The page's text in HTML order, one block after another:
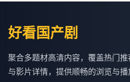
好看国产剧
聚合多题材高清内容，覆盖热门
与影片详情，提供顺畅的浏览与播